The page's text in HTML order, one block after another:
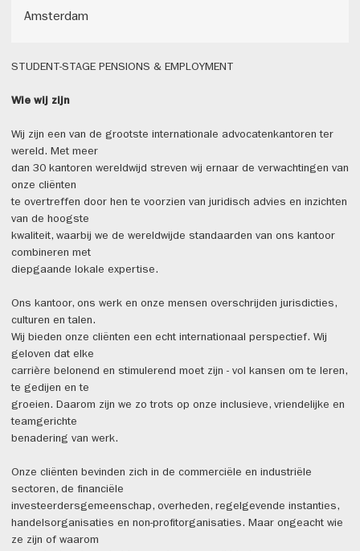
Amsterdam
STUDENT-STAGE PENSIONS & EMPLOYMENT
Wie wij zijn
Wij zijn een van de grootste internationale advocatenkantoren ter
wereld. Met meer
dan 30 kantoren wereldwijd streven wij ernaar de verwachtingen van
onze cliënten
te overtreffen door hen te voorzien van juridisch advies en inzichten
van de hoogste
kwaliteit, waarbij we de wereldwijde standaarden van ons kantoor
combineren met
diepgaande lokale expertise.
Ons kantoor, ons werk en onze mensen overschrijden jurisdicties,
culturen en talen.
Wij bieden onze cliënten een echt internationaal perspectief. Wij
geloven dat elke
carrière belonend en stimulerend moet zijn - vol kansen om te leren,
te gedijen en te
groeien. Daarom zijn we zo trots op onze inclusieve, vriendelijke en
teamgerichte
benadering van werk.
Onze cliënten bevinden zich in de commerciële en industriële
sectoren, de financiële
investeerdersgemeenschap, overheden, regelgevende instanties,
handelsorganisaties en non-profitorganisaties. Maar ongeacht wie
ze zijn of waarom